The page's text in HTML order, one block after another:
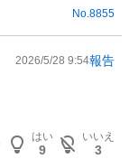
No.8855
2026/5/28 9:54報告
はい
9
いいえ
3